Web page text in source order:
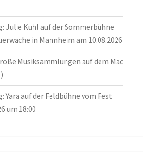
Julie Kuhl auf der Sommerbühne
in Mannheim am 10.08.2026
Musiksammlungen auf dem Mac
Yara auf der Feldbühne vom Fest
um 18:00